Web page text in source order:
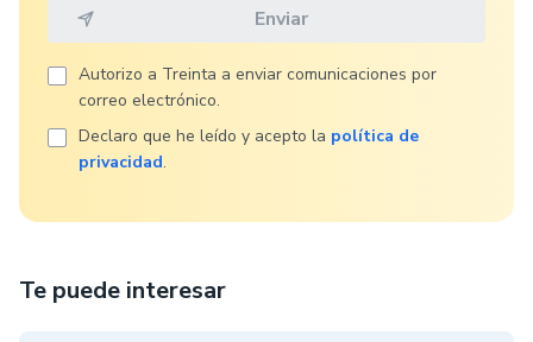
Te puede interesar
Autorizo ​​a Treinta a enviar comunicaciones por
correo electrónico.
Declaro que he leído y acepto la política de
privacidad.